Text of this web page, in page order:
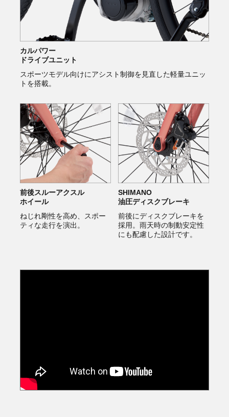
カルパワー
ドライブユニット
スポーツモデル向けにアシスト制御を見直した軽量ユニッ
トを搭載。
前後スルーアクスル
ホイール
ねじれ剛性を高め、スポー
ティな走行を演出。
SHIMANO
油圧ディスクブレーキ
前後にディスクブレーキを
採用。雨天時の制動安定性
にも配慮した設計です。